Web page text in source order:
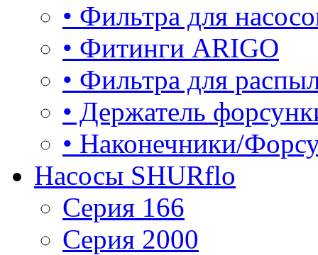
• Фильтра для
• Фитинги ARIGO
• Фильтра для
• Держатель
• Наконечники/
Насосы SHURflo
Серия 166
Серия 2000